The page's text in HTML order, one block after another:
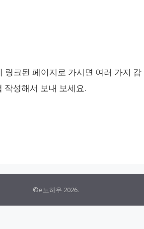
링크된 페이지로 가시면 여러 가지 감
작성해서 보내 보세요.
©e노하우 2026.